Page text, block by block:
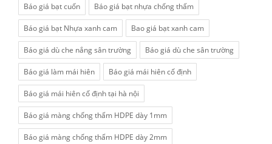
Báo giá bạt cuốn Báo giá bạt nhựa chống thấm
Báo giá bạt Nhựa xanh cam Bao giá bạt xanh cam
Báo giá dù che nắng sân trường Báo giá dù che sân trường
Báo giá làm mái hiên Báo giá mái hiên cố định
Báo giá mái hiên cố định tại hà nội
Báo giá màng chống thấm HDPE dày 1mm
Báo giá màng chống thấm HDPE dày 2mm